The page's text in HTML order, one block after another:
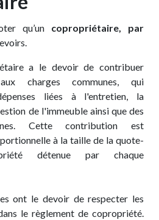
qu’un copropriétaire, par
a le devoir de contribuer
charges communes, qui
liées à l'entretien, la
de l'immeuble ainsi que des
Cette contribution est
à la taille de la quote-
détenue par chaque
ont le devoir de respecter les
le règlement de copropriété.